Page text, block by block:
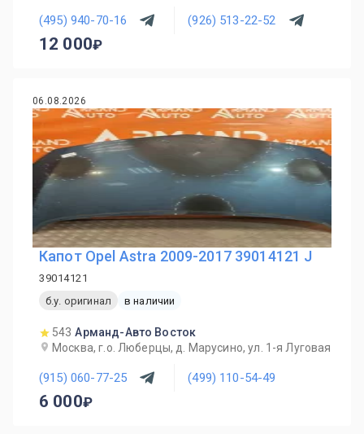
(495) 940-70-16 (926) 513-22-52
12 000
06.08.2026
Капот Opel Astra 2009-2017 39014121 J
39014121
б.у. оригинал
в наличии
543 Арманд-Авто Восток
Москва, г.о. Люберцы, д. Марусино, ул. 1-я Луговая
(915) 060-77-25 (499) 110-54-49
6 000